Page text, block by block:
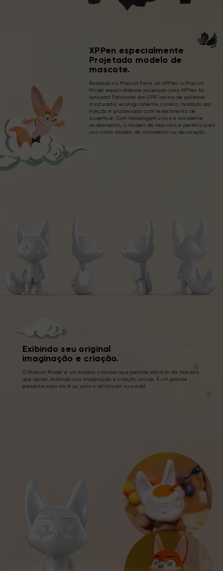
XPPen especialmente
Projetado modelo de
mascote.
Baseado no Mascot Fenix da XPPen, o Mascot
Model especialmente projetado para XPPen foi
lançado! Fabricado em UPR (resina de poliéster
insaturado) ecologicamente correto, moldado por
injeção e processado com revestimento de
superfície. Com modelagem única e excelente
acabamento, o modelo de mascote é perfeito para
uso como modelo de ornamento ou decoração.
Exibindo seu original
imaginação e criação.
O Mascot Model é um modelo colorível que permite pintá-lo da maneira
que quiser, exibindo sua imaginação e criação únicas. É um grande
presente para você ou para o artista em sua vida!